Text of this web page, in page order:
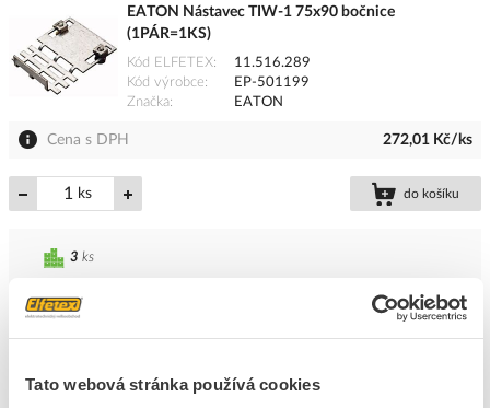
Tato webová stránka používá cookies
EATON Nástavec TIW-1 75x90 bočnice
(1PÁR=1KS)
Kód ELFETEX
11.516.289
Kód výrobce
EP-501199
Značka
EATON
Cena s DPH 272,01 Kč/ks
ks do košíku
Přidat k porovnání
3 ks
Kód ELFETEX
10.512.612